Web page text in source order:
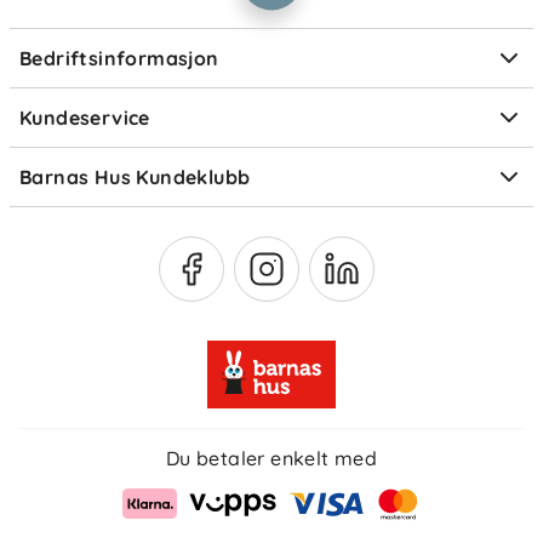
Bedriftsinformasjon
Størrelsesguider
Kundeservice
Ofte stilte spørsmål
Om Klarna
Barnas Hus Kundeklubb
Medlemsvilkår
Du betaler enkelt med